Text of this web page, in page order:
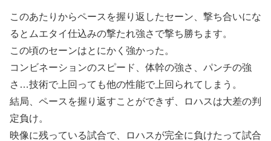
このあたりからペースを握り返したセーン、撃ち合いにな
るとムエタイ仕込みの撃たれ強さで撃ち勝ちます。
この頃のセーンはとにかく強かった。
コンビネーションのスピード、体幹の強さ、パンチの強
さ…技術で上回っても他の性能で上回られてしまう。
結局、ペースを握り返すことができず、ロハスは大差の判
定負け。
映像に残っている試合で、ロハスが完全に負けたって試合